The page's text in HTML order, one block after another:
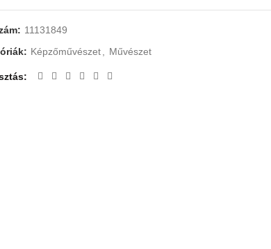
11131849
Képzőművészet Művészet